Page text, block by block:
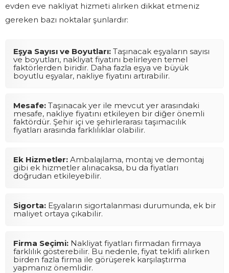
evden eve nakliyat hizmeti alırken dikkat etmeniz
gereken bazı noktalar şunlardır:
Eşya Sayısı ve Boyutları: Taşınacak eşyaların sayısı
ve boyutları, nakliyat fiyatını belirleyen temel
faktörlerden biridir. Daha fazla eşya ve büyük
boyutlu eşyalar, nakliye fiyatını artırabilir.
Mesafe: Taşınacak yer ile mevcut yer arasındaki
mesafe, nakliye fiyatını etkileyen bir diğer önemli
faktördür. Şehir içi ve şehirlerarası taşımacılık
fiyatları arasında farklılıklar olabilir.
Ek Hizmetler: Ambalajlama, montaj ve demontaj
gibi ek hizmetler alınacaksa, bu da fiyatları
doğrudan etkileyebilir.
Sigorta: Eşyaların sigortalanması durumunda, ek bir
maliyet ortaya çıkabilir.
Firma Seçimi: Nakliyat fiyatları firmadan firmaya
farklılık gösterebilir. Bu nedenle, fiyat teklifi alırken
birden fazla firma ile görüşerek karşılaştırma
yapmanız önemlidir.